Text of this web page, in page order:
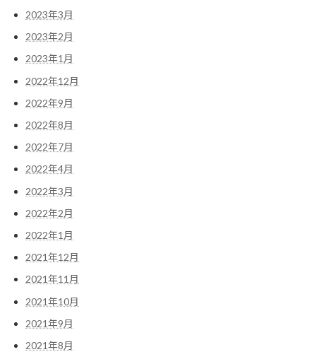
2023年3月
2023年2月
2023年1月
2022年12月
2022年9月
2022年8月
2022年7月
2022年4月
2022年3月
2022年2月
2022年1月
2021年12月
2021年11月
2021年10月
2021年9月
2021年8月